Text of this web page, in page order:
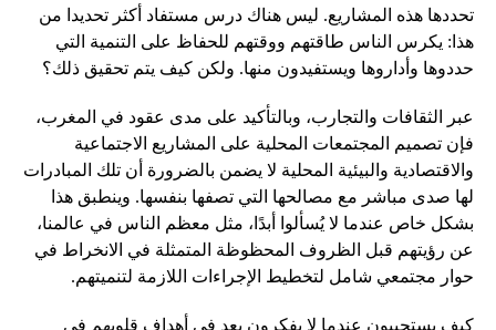
تحددها هذه المشاريع. ليس هناك درس مستفاد أكثر تحديدا من
هذا: يكرس الناس طاقتهم ووقتهم للحفاظ على التنمية التي
حددوها وأداروها ويستفيدون منها. ولكن كيف يتم تحقيق ذلك؟
عبر الثقافات والتجارب، وبالتأكيد على مدى عقود في المغرب،
فإن تصميم المجتمعات المحلية على المشاريع الاجتماعية
والاقتصادية والبيئية المحلية لا يضمن بالضرورة أن تلك المبادرات
لها صدى مباشر مع مصالحها التي تصفها بنفسها. وينطبق هذا
بشكل خاص عندما لا يُسألوا أبدًا، مثل معظم الناس في عالمنا،
عن رؤيتهم قبل الظروف المحظوظة المتمثلة في الانخراط في
حوار مجتمعي شامل لتخطيط الإجراءات اللازمة لتنميتهم.
كيف يستجيبون عندما لا يفكرون بعد في أهداف قلوبهم في